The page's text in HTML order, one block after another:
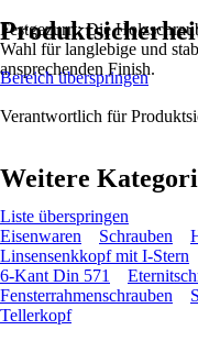
Festgezurrt: Die
Wahl für langlebige und
ansprechenden Finish.
Bereich überspringen
Verantwortlich für
Weitere
Liste überspringen
Eisenwaren
Schrauben
Linsensenkkopf mit I-Stern
6-Kant Din 571
Fensterrahmenschrauben
Tellerkopf